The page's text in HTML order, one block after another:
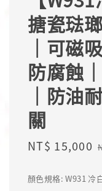
搪瓷琺
｜可磁
防腐蝕
｜防油
關
Sale
NT$ 15,000
顏色規格: W931 冷